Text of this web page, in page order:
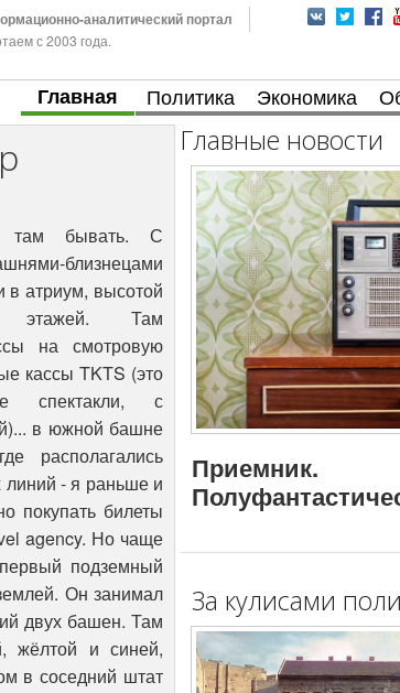
аналитический портал
с 2003 года.
Главная Политика Экономика
с нагрузкой не справлялись. Когда минут через 15 наконец дозвонился к ним, сразу отправился смотреть к северным окнам - все наши программисты были там, на рабочих местах никого. Первая башня рухнула, и из кабинета тут же выбежал вице-президент. Всем, кто находился на 48 этаже, было велено покинуть здание. Времени зайти на форум, отпостить новости и успокоить друзей уже, к сожалению, не оставалось. Внизу стеклянный атриум высотой в три этажа был похож на аквариум наизнанку. В смысле - что внутри был прозрачный воздух, а снаружи - некая плотная среда, то, что я сперва принял за самый густой туман. Но когда мы с приятелем вывалились из вращающихся дверей, я понял, что никакой это не туман, а дым от пожара. Его сносило от рухнувшей башни сюда, строго на юг, и это было хорошо, потому что гораздо ближе к башням, метрах в четырехстах, но уже к северу, то есть против ветра, находилась школа, где в этот момент был наш девятиклассник. Я, конечно, не знал, пришлось ли им эвакуироваться из здания школы, однако был стопроцентно уверен, что у него хватит осторожности не побежать к площади МТЦ чтобы посмотреть на пожар вблизи. Пройти к школе было уже невозможно из-за полицейского оцепления - двигаться можно было вдоль Манхэттена, но не поперёк. Многие люди в потоке, идущем uptown, то есть вдоль острова на север, были из-за асбестовой пыли, осевшей на них, похожи на скульптуры, облитые темно-серым металлом - как фигуры атлетов в давних цирковых номерах. Тем временем мы с приятелем шли против ветра по берегу East-River, восточного рукава реки Hudson. Дым был ужасно едкий, щипал глаза и драл горло. Мой противогаз израильского производства, купленный на всякий случай по каталогу Sportsman's Guide ещё в 1997 (после первых пожарных учений на 48 этаже), я впопыхах просто забыл - он так и остался лежать в ящике стола. Что. может, было и к лучшему. Не исключено, что первому встречному агенту ФБР очень захотелось бы выяснить, откуда я заранее знал, что 11 сентября мне потребуется противогаз. Когда поравнялись с оцепленным зданием полицейского управления, я cпросил у негритянки в форме - Там кто-то остался? У меня там жена работает! - Никого в здании нет - ответила она - дозванивайся по мобильнику. В этот момент на второй башне, на половине высоты, появился какой-то огненный венок. Было очень похоже на пламя газовой плиты, когда зажигаешь - сперва венчик вспыхивает, потом уменьшается. И в ту же секунду башня начала разрушаться. Толпа вокруг ахнула. Подавленные, мы с приятелем безуспешно пытались дозвониться к своим, хотя уже ясно было, что мобильник на какое-то время бесполезен - антенны как раз и стояли на только что разрушенных башнях. Бруклинский мост был в полосе дыма, а Манхэттенский - выше по течению - от дыма свободен, и по нему в Бруклин шла толпа. В затянутом дымом небе показался самолет... нет, это не Боинг, а свой, патрульный F-15. Отлегло. Мы почему-то думали, что метро не работает. На самом деле - позже выяснилось - работало оно, кроме тех станций, что находились в самом МТЦ, они там в метро действовали изумительно чётко, без паники, обеспечив движение по временной схеме. Те, кто работал на 23 этаже, приказа по домам не получили - и в 5 часов вечера, как обычно, разъехались домой на метро. Наш путь домой пешком занял 5 часов - с перерывом на ланч. На углу у лавки deli на Coney-Island Avenue стоял парень с приемничком в руке, он то и объяснил нам, что самолёты были захвачены арабами. Допивая пиво, приятель сказал мне, что удар по Ираку будет сегодня вечером, в крайнем случае - завтра утром. А мне казалось, что ударят по Мекке. Оба оказались неправы - первый удар был по Талибану. По пути удалось поговорить с тестем. Оказалось, что жена сумела дозвониться родителям с середины Гудзона, с небольшого прогулочного катера, капитан которого предложил бесплатно перевезти желающих на нью-джерсийский берег. Сын с ней, они оба в порядке, направляются к родственникам. Вечером жена позвонила и мне. Оказалось, нашла куда зайти перед работой - прямо туда, именно в МТЦ. B момент удара находилась в своем любимом магазине Borders, книжки по Java смотрела, потом услышала удар, почувствовала что-то вроде землетрясения. Bышла из здания, двинулась на работу. Она тогда трудилась программистом в полицейском управлении. Однако у самого здания увидела, как второй самолет втыкается в южную башню. Тут же развернулась и побежала вытаскивать сына из школы. Дети в школе все хорошо видели из окон.... малой после второго самолета чётко оценил обстановку, схватил ранец и, хорошо меня зная, помчался в вестибюль звонить мне по телефону-автомату – это чтоб я не напрямик поперся к школе, мимо башен, а наоборот, ни в коем случае на плошадь перед МТЦ не совался. Но в момент, когда он пытался дозвониться мне на работу, я был еще в метро. Потому, когда жена туда добежала до школы, он уже был внизу, в вестибюле, телефоны автоматы находятся прямо у выхода. Она увидела его в потоке выбегающих школьников, и они пошли вдоль острова,
Главные новости
Приемник.
За кулисами